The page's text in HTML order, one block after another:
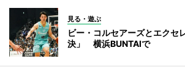
見る・遊ぶ
ビー・コルセアーズとエクセ
決」 横浜BUNTAIで